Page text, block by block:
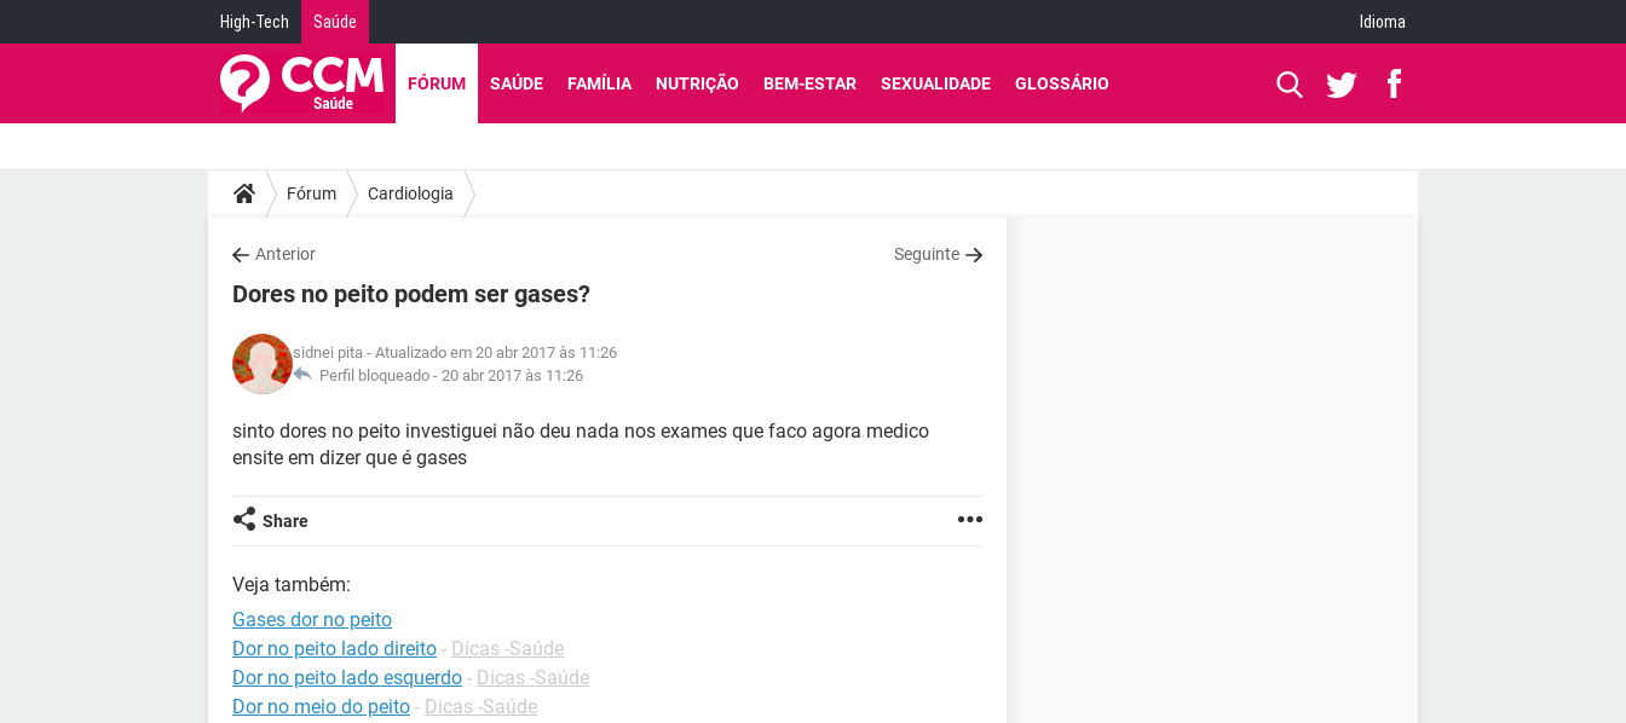
High-Tech Saúde Idioma
FÓRUM SAÚDE FAMÍLIA NUTRIÇÃO BEM-ESTAR SEXUALIDADE GLOSSÁRIO
Fórum Cardiologia
Anterior Seguinte
Dores no peito podem ser gases?
sidnei pita - Atualizado em 20 abr 2017 às 11:26
Perfil bloqueado - 20 abr 2017 às 11:26
sinto dores no peito investiguei não deu nada nos exames que faco agora medico
ensite em dizer que é gases
Share
Veja também:
Gases dor no peito
Dor no peito lado direito - Dicas -Saúde
Dor no peito lado esquerdo - Dicas -Saúde
Dor no meio do peito - Dicas -Saúde